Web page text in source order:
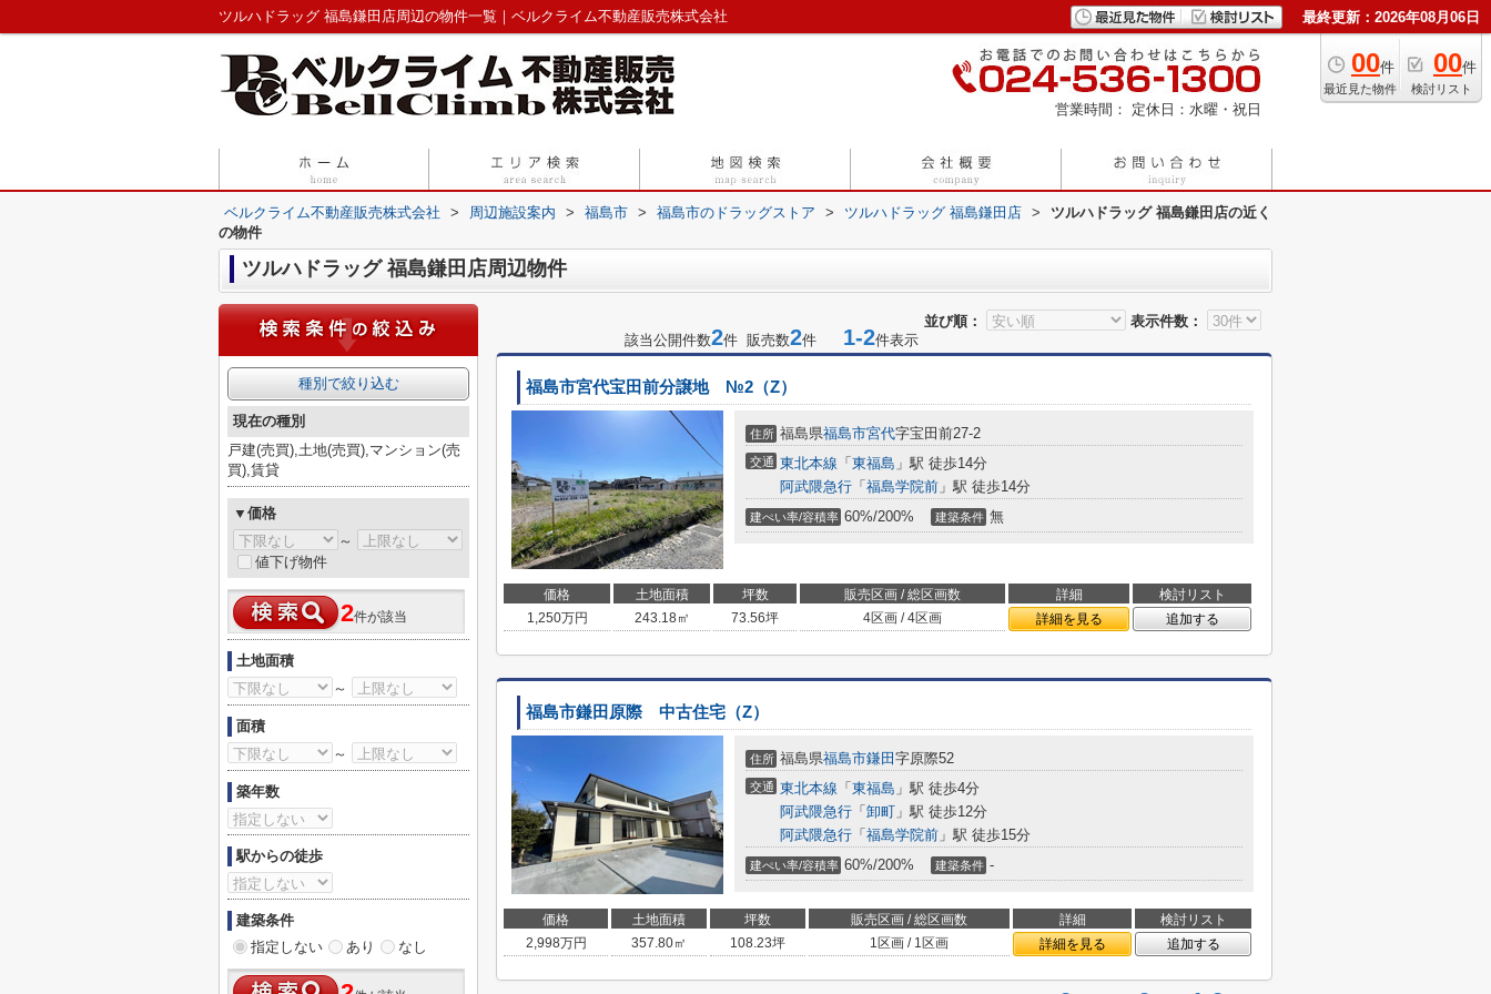
ツルハドラッグ 福島鎌田店周辺の物件一覧｜ベルクライム不動産販売株式会社 最終更新：2026年08月06日
00件
最近見た物件
00件
検討リスト
営業時間： 定休日：水曜・祝日
ベルクライム不動産販売株式会社 > 周辺施設案内 > 福島市 > 福島市のドラッグストア > ツルハドラッグ 福島鎌田店 >
ツルハドラッグ 福島鎌田店の近く
の物件
ツルハドラッグ 福島鎌田店周辺物件
並び順：
表示件数：
該当公開件数2件 販売数2件 1-2件表示
福島市宮代宝田前分譲地 №2（Z）
住所 福島県福島市宮代字宝田前27-2
交通 東北本線 「 東福島 」駅 徒歩14分
阿武隈急行 「 福島学院前 」駅 徒歩14分
建ぺい率/容積率 60%/200% 建築条件 無
価格 土地面積 坪数 販売区画 / 総区画数 詳細
検討リスト
1,250万円 243.18㎡ 73.56坪 4区画 / 4区画 詳細を見る 追加する
福島市鎌田原際 中古住宅（Z）
住所 福島県福島市鎌田 字原際52
交通 東北本線 「 東福島 」駅 徒歩4分
阿武隈急行 「 卸町 」駅 徒歩12分
阿武隈急行 「 福島学院前 」駅 徒歩15分
建ぺい率/容積率 60%/200% 建築条件 -
価格 土地面積 坪数 販売区画 / 総区画数 詳細
検討リスト
2,998万円 357.80㎡ 108.23坪 1区画 / 1区画 詳細を見る 追加する
種別で絞り込む
現在の種別
戸建(売買),土地(売買),マンション(売
買),賃貸
▼価格
～
値下げ物件
2件が該当
土地面積
～
面積
～
築年数
駅からの徒歩
建築条件
指定しない
あり なし